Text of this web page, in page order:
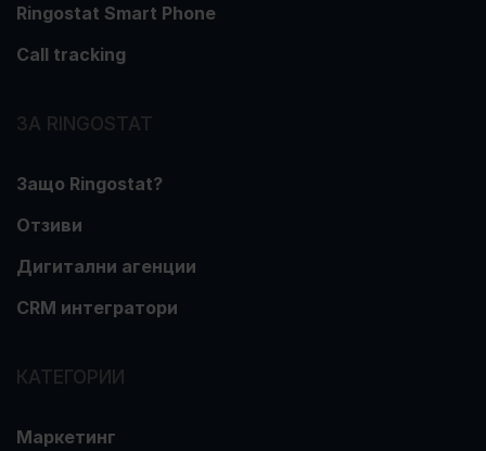
Ringostat Smart Phone
Call tracking
ЗА RINGOSTAT
Защо Ringostat?
Отзиви
Дигитални агенции
CRM интегратори
КАТЕГОРИИ
Маркетинг